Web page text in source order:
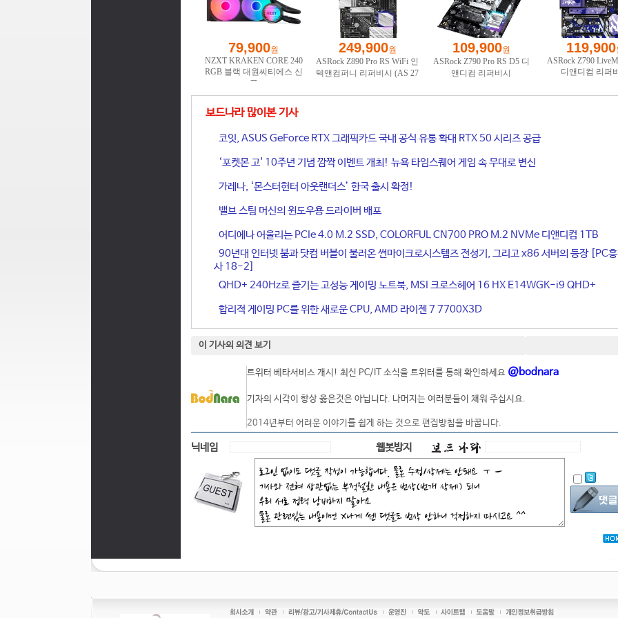
보드나라 많이본 기사
코잇, ASUS GeForce RTX 그래픽카드 국내 공식 유통 확대 RTX 50 시리즈 공급
‘포켓몬 고' 10주년 기념 깜짝 이벤트 개최! 뉴욕 타임스퀘어 게임 속 무대로 변신
가레나, ‘몬스터헌터 아웃랜더스’ 한국 출시 확정!
밸브 스팀 머신의 윈도우용 드라이버 배포
어디에나 어울리는 PCIe 4.0 M.2 SSD, COLORFUL CN700 PRO M.2 NVMe 디앤디컴 1TB
90년대 인터넷 붐과 닷컴 버블이 불러온 썬마이크로시스템즈 전성기, 그리고 x86 서버의 등장 [PC
사 18-2]
QHD+ 240Hz로 즐기는 고성능 게이밍 노트북, MSI 크로스헤어 16 HX E14WGK-i9 QHD+
합리적 게이밍 PC를 위한 새로운 CPU, AMD 라이젠 7 7700X3D
이 기사의 의견 보기
트위터 베타서비스 개시! 최신 PC/IT 소식을 트위터를 통해 확인하세요 @bodnara
기자의 시각이 항상 옳은것은 아닙니다. 나머지는 여러분들이 채워 주십시요.
2014년부터 어려운 이야기를 쉽게 하는 것으로 편집방침을 바꿉니다.
닉네임 웹봇방지